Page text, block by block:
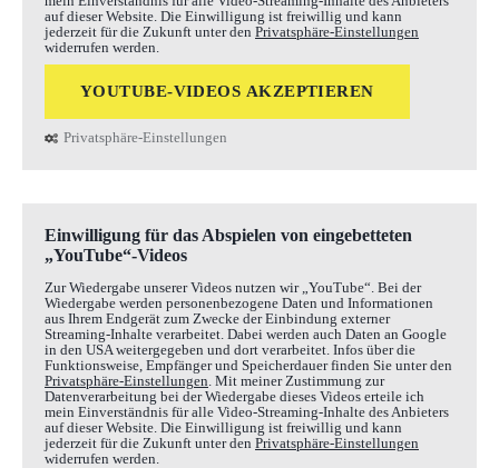
auf dieser Website. Die Einwilligung ist freiwillig und kann
jederzeit für die Zukunft unter den Privatsphäre-Einstellungen
widerrufen werden.
YOUTUBE-VIDEOS AKZEPTIEREN
Privatsphäre-Einstellungen
Einwilligung für das Abspielen von eingebetteten
„YouTube“-Videos
Zur Wiedergabe unserer Videos nutzen wir „YouTube“. Bei der
Wiedergabe werden personenbezogene Daten und Informationen
aus Ihrem Endgerät zum Zwecke der Einbindung externer
Streaming-Inhalte verarbeitet. Dabei werden auch Daten an Google
in den USA weitergegeben und dort verarbeitet. Infos über die
Funktionsweise, Empfänger und Speicherdauer finden Sie unter den
Privatsphäre-Einstellungen . Mit meiner Zustimmung zur
Datenverarbeitung bei der Wiedergabe dieses Videos erteile ich
mein Einverständnis für alle Video-Streaming-Inhalte des Anbieters
auf dieser Website. Die Einwilligung ist freiwillig und kann
jederzeit für die Zukunft unter den Privatsphäre-Einstellungen
widerrufen werden.